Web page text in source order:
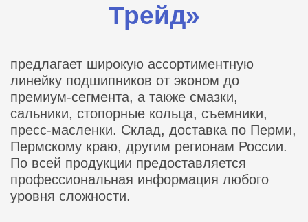
Трейд»
предлагает широкую ассортиментную
линейку подшипников от эконом до
премиум-сегмента, а также смазки,
сальники, стопорные кольца, съемники,
пресс-масленки. Склад, доставка по Перми,
Пермскому краю, другим регионам России.
По всей продукции предоставляется
профессиональная информация любого
уровня сложности.